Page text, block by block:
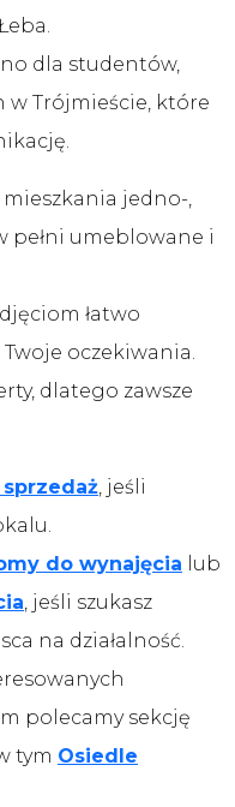
dla studentów,
w Trójmieście, które
jedno-,
pełni umeblowane i
łatwo
oczekiwania.
dlatego zawsze
, jeśli
do wynajęcia lub
, jeśli szukasz
na działalność.
polecamy sekcję
tym Osiedle